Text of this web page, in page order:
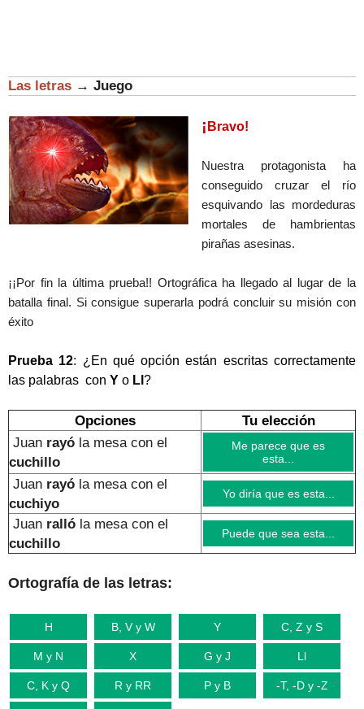
Las letras → Juego
¡ Bravo!
Nuestra protagonista ha
conseguido cruzar el río
esquivando las mordeduras
mortales de hambrientas
pirañas asesinas.
¡¡Por fin la última prueba!! Ortográfica ha llegado al lugar de la
batalla final. Si consigue superarla podrá concluir su misión con
éxito
Prueba 12: ¿En qué opción están escritas correctamente
las palabras con Y o Ll ?
Opciones
Tu elección
Juan rayó la mesa con el
cuchillo
Me parece que es
esta...
Juan rayó la mesa con el
cuchiyo
Yo diría que es esta...
Juan ralló la mesa con el
cuchillo
Puede que sea esta...
Ortografía de las letras:
H B, V y W Y C, Z y S
M y N X G y J Ll
C, K y Q R y RR P y B -T, -D y -Z